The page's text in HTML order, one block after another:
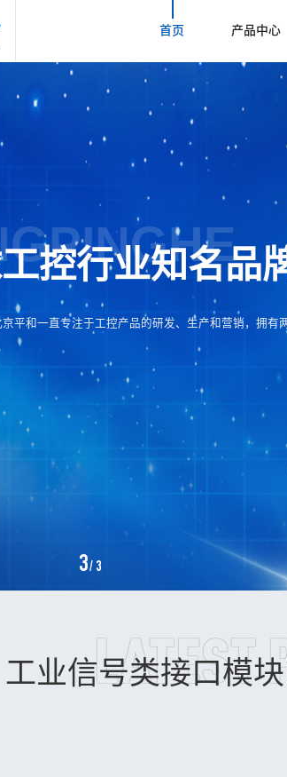
首页 产品中心
控行业知名品
平和一直专注于工控产品的研发、生产和营销，拥有
3/ 3
LATEST
工业信号类接口模